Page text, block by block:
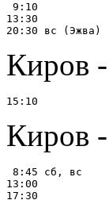
9:10
13:30
Киров
Киров
8:45 сб, вс
13:00